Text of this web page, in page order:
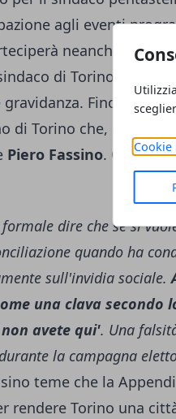
Cookie
agli eventi
neanche allo
di Torino lo staff
gravidanza. Fino a
di Torino che, giorni
Piero Fassino.
formale dire che se si
quando ha
sull'invidia sociale.
una clava secondo
avete qui'. Una
la campagna
teme che la
rendere Torino una